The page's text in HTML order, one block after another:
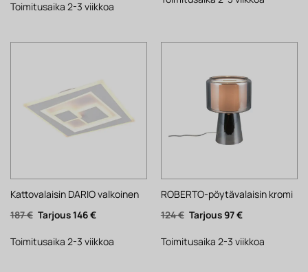
196 €. 153 €.
Toimitusaika 2-3 viikkoa
Kattovalaisin DARIO valkoinen
187€ Alkuperäinen
hinta
187 €.
146€Nykyinen
146 €.
Toimitusaika 2-3 viikkoa
ROBERTO-pöytävalaisin kromi
124€ Alkuperäinen
hinta
124 €.
97€Nykyinen
97 €.
Toimitusaika 2-3 viikkoa